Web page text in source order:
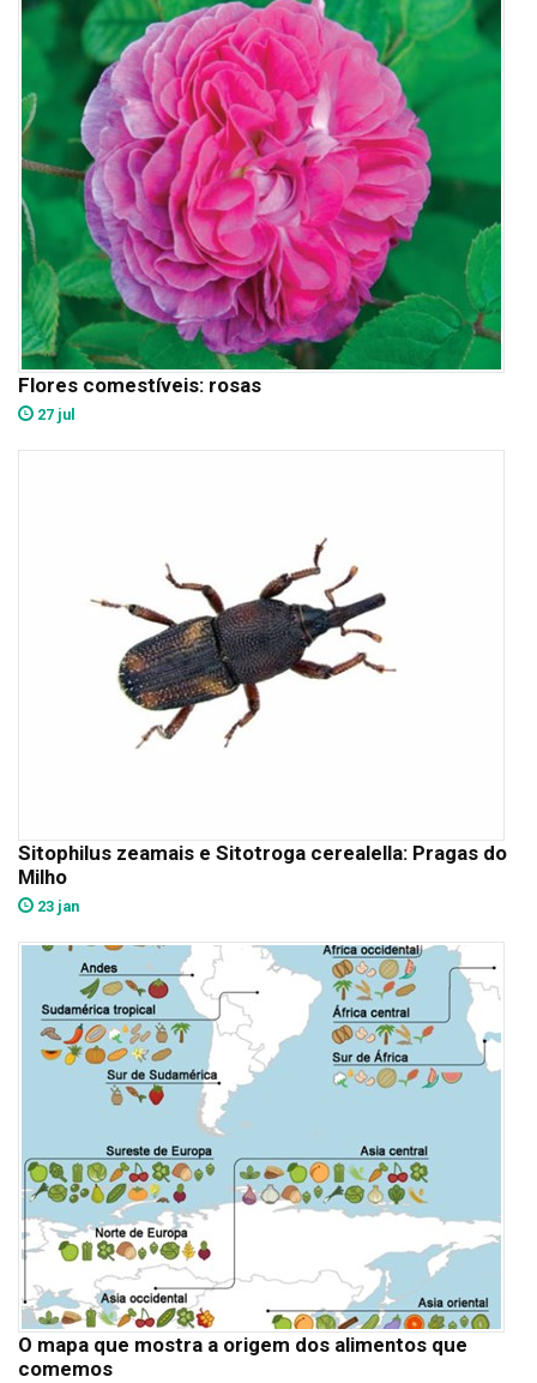
Flores comestíveis: rosas
27 jul
Sitophilus zeamais e Sitotroga cerealella: Pragas do
Milho
23 jan
O mapa que mostra a origem dos alimentos que
comemos